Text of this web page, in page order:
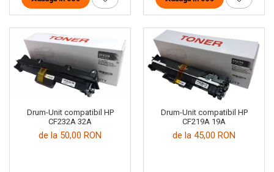
Drum-Unit compatibil HP
CF232A 32A
de la 50,00 RON
Drum-Unit compatibil HP
CF219A 19A
de la 45,00 RON